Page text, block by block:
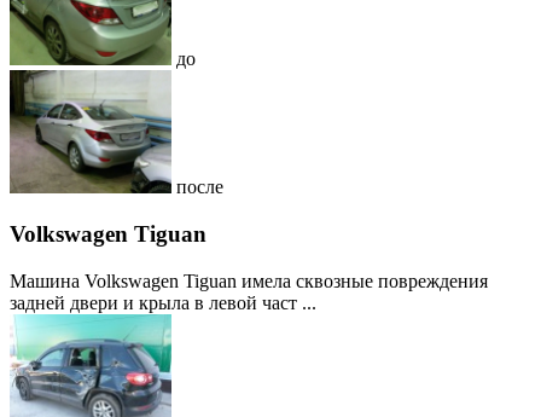
до
после
Volkswagen Tiguan
Машина Volkswagen Tiguan имела сквозные повреждения
задней двери и крыла в левой част ...